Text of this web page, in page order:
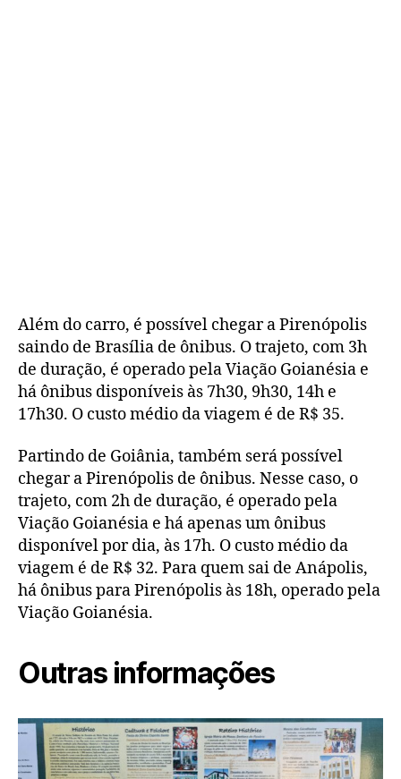
Além do carro, é possível chegar a Pirenópolis
saindo de Brasília de ônibus. O trajeto, com 3h
de duração, é operado pela Viação Goianésia e
há ônibus disponíveis às 7h30, 9h30, 14h e
17h30. O custo médio da viagem é de R$ 35.
Partindo de Goiânia, também será possível
chegar a Pirenópolis de ônibus. Nesse caso, o
trajeto, com 2h de duração, é operado pela
Viação Goianésia e há apenas um ônibus
disponível por dia, às 17h. O custo médio da
viagem é de R$ 32. Para quem sai de Anápolis,
há ônibus para Pirenópolis às 18h, operado pela
Viação Goianésia.
Outras informações